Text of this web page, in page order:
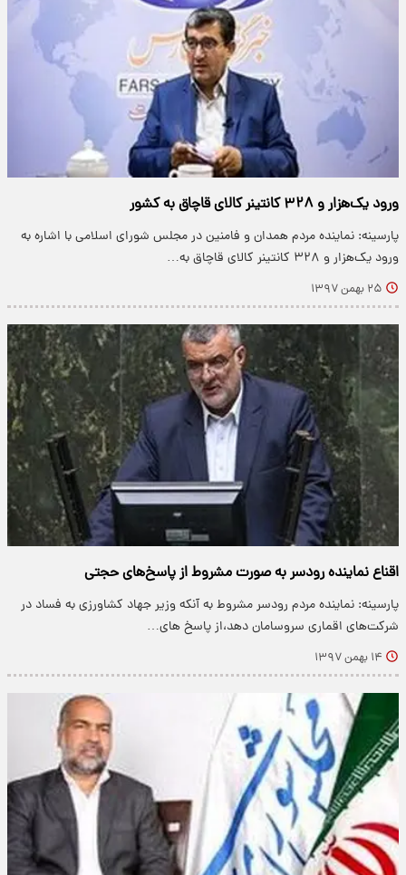
ورود یک‌هزار و ۳۲۸ کانتینر کالای قاچاق به کشور
پارسینه: نماینده مردم همدان و فامنین در مجلس شورای اسلامی با اشاره به
ورود یک‌هزار و ۳۲۸ کانتینر کالای قاچاق به…
۲۵ بهمن ۱۳۹۷
اقناع نماینده رودسر به صورت مشروط از پاسخ‌های حجتی
پارسینه: نماینده مردم رودسر مشروط به آنکه وزیر جهاد کشاورزی به فساد در
شرکت‌های اقماری سروسامان دهد،از پاسخ های…
۱۴ بهمن ۱۳۹۷